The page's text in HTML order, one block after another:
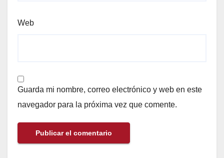
Web
Guarda mi nombre, correo electrónico y web en este
navegador para la próxima vez que comente.